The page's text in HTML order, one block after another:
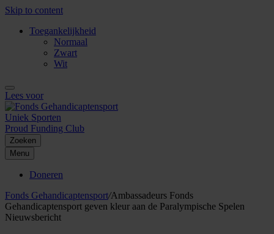
Skip to content
Toegankelijkheid
Normaal
Zwart
Wit
Lees voor
Uniek Sporten
Proud Funding Club
Zoeken
Menu
Doneren
Fonds Gehandicaptensport/Ambassadeurs Fonds
Gehandicaptensport geven kleur aan de Paralympische Spelen
Nieuwsbericht